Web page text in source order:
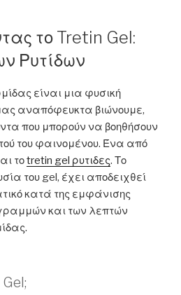
το Tretin Gel:
Ρυτίδων
είναι μια φυσική
αναπόφευκτα βιώνουμε,
που μπορούν να βοηθήσουν
του φαινομένου. Ένα από
τοtretin gel ρυτιδες. Το
του gel, έχει αποδειχθεί
κατά της εμφάνισης
και των λεπτών